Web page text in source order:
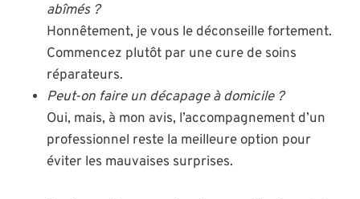
abîmés ?
Honnêtement, je vous le déconseille fortement.
Commencez plutôt par une cure de soins
réparateurs.
Peut-on faire un décapage à domicile ?
Oui, mais, à mon avis, l’accompagnement d’un
professionnel reste la meilleure option pour
éviter les mauvaises surprises.